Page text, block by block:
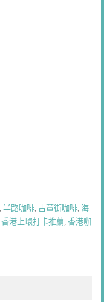
, 半路咖啡, 古董街咖啡, 海
香港上環打卡推薦, 香港咖